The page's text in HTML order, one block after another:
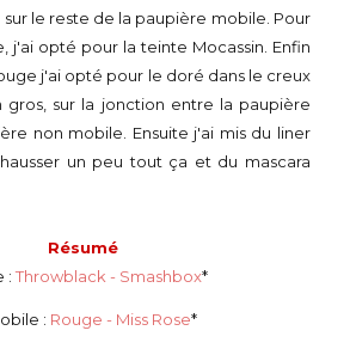
le reste de la paupière mobile. Pour
j'ai opté pour la teinte Mocassin. Enfin
j'ai opté pour le doré dans le creux
gros, sur la jonction entre la paupière
non mobile. Ensuite j'ai mis du liner
un peu tout ça et du mascara
Résumé
: Throwblack - Smashbox*
: Rouge - Miss Rose*